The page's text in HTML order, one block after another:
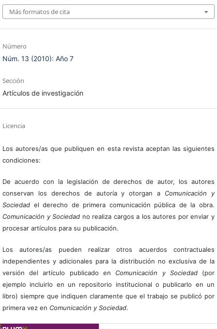
Más formatos de cita
Número
Núm. 13 (2010): Año 7
Sección
Artículos de investigación
Licencia
Los autores/as que publiquen en esta revista aceptan las siguientes
condiciones:
De acuerdo con la legislación de derechos de autor, los autores
conservan los derechos de autoría y otorgan a Comunicación y
Sociedadel derecho de primera comunicación pública de la obra.
Comunicación y Sociedad no realiza cargos a los autores por enviar y
procesar artículos para su publicación.
Los autores/as pueden realizar otros acuerdos contractuales
independientes y adicionales para la distribución no exclusiva de la
versión del artículo publicado en Comunicación y Sociedad(por
ejemplo incluirlo en un repositorio institucional o publicarlo en un
libro) siempre que indiquen claramente que el trabajo se publicó por
primera vez en Comunicación y Sociedad.